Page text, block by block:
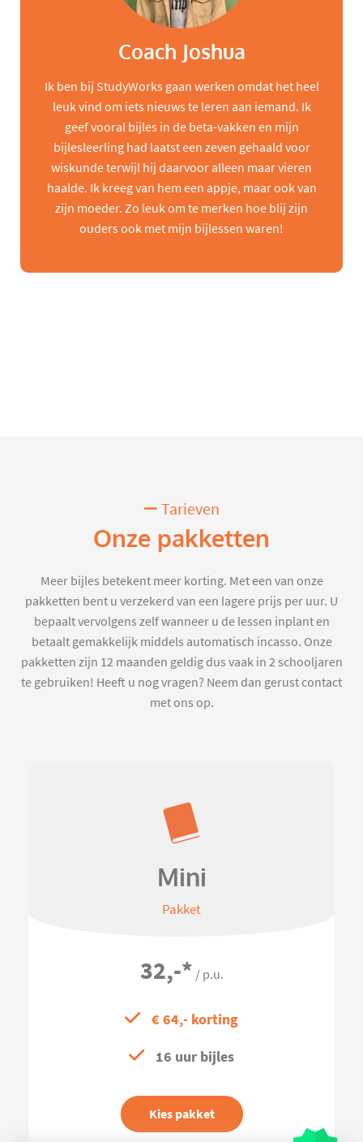
Coach Joshua
Ik ben bij StudyWorks gaan werken omdat het heel
leuk vind om iets nieuws te leren aan iemand. Ik
geef vooral bijles in de beta-vakken en mijn
bijlesleerling had laatst een zeven gehaald voor
wiskunde terwijl hij daarvoor alleen maar vieren
haalde. Ik kreeg van hem een appje, maar ook van
zijn moeder. Zo leuk om te merken hoe blij zijn
ouders ook met mijn bijlessen waren!
Tarieven
Onze pakketten
Meer bijles betekent meer korting. Met een van onze
pakketten bent u verzekerd van een lagere prijs per uur. U
bepaalt vervolgens zelf wanneer u de lessen inplant en
betaalt gemakkelijk middels automatisch incasso. Onze
pakketten zijn 12 maanden geldig dus vaak in 2 schooljaren
te gebruiken! Heeft u nog vragen? Neem dan gerust contact
met ons op.
Mini
Pakket
32,-* / p.u.
€ 64,- korting
16 uur bijles
Kies pakket